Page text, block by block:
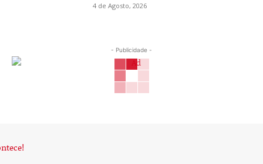
4 de Agosto, 2026
- Publicidade -